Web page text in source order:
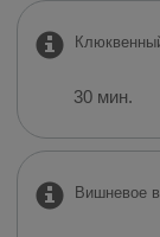
30 мин.
Вишневое